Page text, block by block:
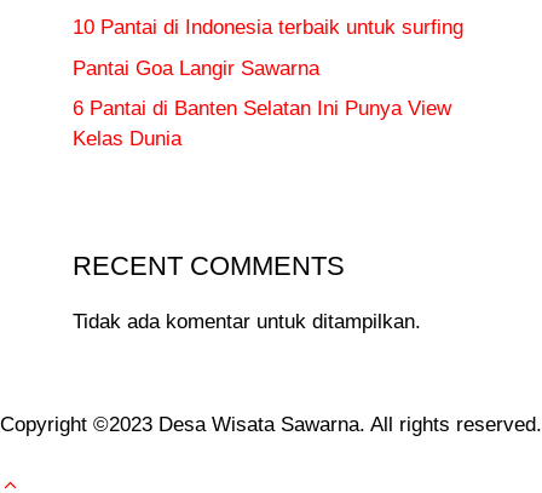
10 Pantai di Indonesia terbaik untuk surfing
Pantai Goa Langir Sawarna
6 Pantai di Banten Selatan Ini Punya View
Kelas Dunia
RECENT COMMENTS
Tidak ada komentar untuk ditampilkan.
Copyright ©2023 Desa Wisata Sawarna. All rights reserved.